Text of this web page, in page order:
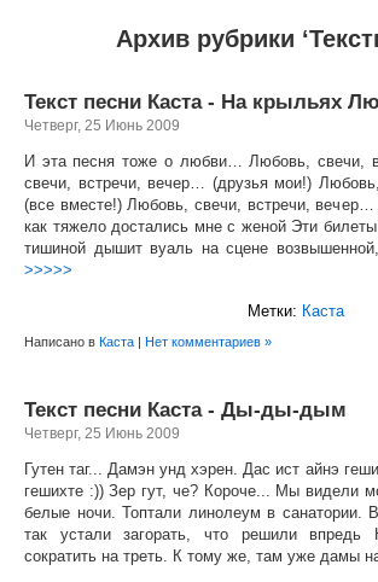
Архив рубрики
Текст песни Каста - На крыльях
Четверг, 25 Июнь 2009
И эта песня тоже о любви… Любовь, свечи,
свечи, встречи, вечер… (друзья мои!)
(все вместе!) Любовь, свечи, встречи,
как тяжело достались мне с женой Эти
тишиной дышит вуаль на сцене
>>>>>
Метки: Каста
Написано в Каста | Нет комментариев »
Текст песни Каста - Ды-ды-дым
Четверг, 25 Июнь 2009
Гутен таг... Дамэн унд хэрен. Дас ист айнэ
гешихте :)) Зер гут, че? Короче... Мы видели
белые ночи. Топтали линолеум в санатории.
так устали загорать, что решили впредь
сократить на треть. К тому же, там уже дамы